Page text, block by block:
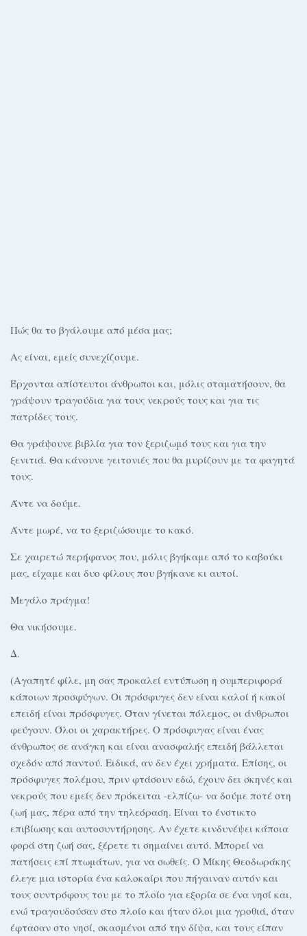
Πώς θα το βγάλουμε από μέσα μας;
Ας είναι, εμείς συνεχίζουμε.
Έρχονται απίστευτοι άνθρωποι και, μόλις σταματήσουν, θα
γράψουν τραγούδια για τους νεκρούς τους και για τις
πατρίδες τους.
Θα γράψουνε βιβλία για τον ξεριζωμό τους και για την
ξενιτιά. Θα κάνουνε γειτονιές που θα μυρίζουν με τα φαγητά
τους.
Άντε να δούμε.
Άντε μωρέ, να το ξεριζώσουμε το κακό.
Σε χαιρετώ περήφανος που, μόλις βγήκαμε από το καβούκι
μας, είχαμε και δυο φίλους που βγήκανε κι αυτοί.
Μεγάλο πράγμα!
Θα νικήσουμε.
Δ.
(Αγαπητέ φίλε, μη σας προκαλεί εντύπωση η συμπεριφορά
κάποιων προσφύγων. Οι πρόσφυγες δεν είναι καλοί ή κακοί
επειδή είναι πρόσφυγες. Όταν γίνεται πόλεμος, οι άνθρωποι
φεύγουν. Όλοι οι χαρακτήρες. Ο πρόσφυγας είναι ένας
άνθρωπος σε ανάγκη και είναι ανασφαλής επειδή βάλλεται
σχεδόν από παντού. Ειδικά, αν δεν έχει χρήματα. Επίσης, οι
πρόσφυγες πολέμου, πριν φτάσουν εδώ, έχουν δει σκηνές και
νεκρούς που εμείς δεν πρόκειται -ελπίζω- να δούμε ποτέ στη
ζωή μας, πέρα από την τηλεόραση. Είναι το ένστικτο
επιβίωσης και αυτοσυντήρησης. Αν έχετε κινδυνέψει κάποια
φορά στη ζωή σας, ξέρετε τι σημαίνει αυτό. Μπορεί να
πατήσεις επί πτωμάτων, για να σωθείς. Ο Μίκης Θεοδωράκης
έλεγε μια ιστορία ένα καλοκαίρι που πήγαιναν αυτόν και
τους συντρόφους του με το πλοίο για εξορία σε ένα νησί και,
ενώ τραγουδούσαν στο πλοίο και ήταν όλοι μια γροθιά, όταν
έφτασαν στο νησί, σκασμένοι από την δίψα, και τους είπαν